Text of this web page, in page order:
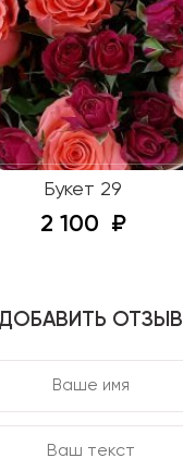
Букет 29
2 100
ДОБАВИТЬ ОТЗЫВ